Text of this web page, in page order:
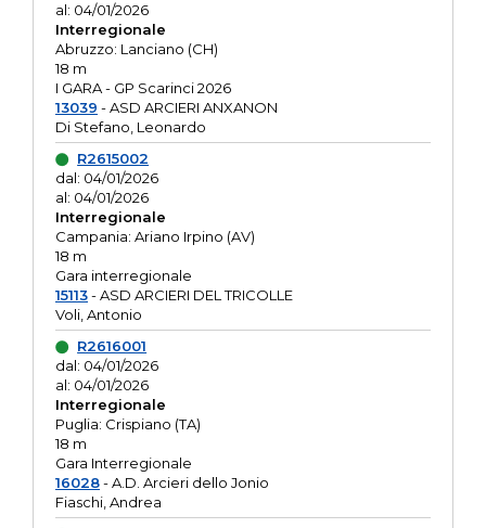
al: 04/01/2026
Interregionale
Abruzzo: Lanciano (CH)
18 m
I GARA - GP Scarinci 2026
13039 - ASD ARCIERI ANXANON
Di Stefano, Leonardo
R2615002
dal: 04/01/2026
al: 04/01/2026
Interregionale
Campania: Ariano Irpino (AV)
18 m
Gara interregionale
15113- ASD ARCIERI DEL TRICOLLE
Voli, Antonio
R2616001
dal: 04/01/2026
al: 04/01/2026
Interregionale
Puglia: Crispiano (TA)
18 m
Gara Interregionale
16028- A.D. Arcieri dello Jonio
Fiaschi, Andrea